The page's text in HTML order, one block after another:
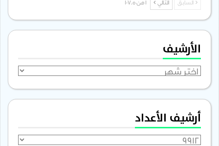
السابق التالي
الأرشيف
الأرشيف
أرشيف الأعداد